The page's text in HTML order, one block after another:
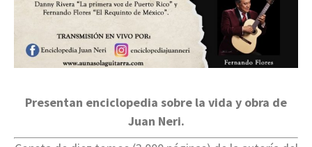
Presentan enciclopedia sobre la vida y obra de
Juan Neri.